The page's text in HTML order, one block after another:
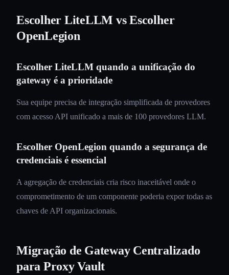
Escolher LiteLLM vs Escolher
OpenLegion
Escolher LiteLLM quando a unificação do
gateway é a prioridade
Sua equipe precisa de integração simplificada de provedores
com acesso API unificado a mais de 100 provedores LLM.
Escolher OpenLegion quando a segurança de
credenciais é essencial
A agregação de credenciais cria risco inaceitável onde o
comprometimento de um componente poderia expor todas as
chaves de API organizacionais.
Migração de Gateway Centralizado
para Proxy Vault